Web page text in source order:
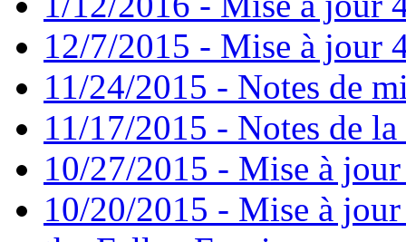
12/7/2015 - Mise à jour
11/24/2015 - Notes de
11/17/2015 - Notes de
10/27/2015 - Mise à
10/20/2015 - Mise à